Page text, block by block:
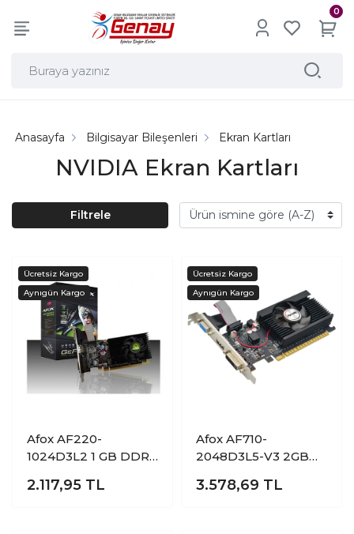
0
NVIDIA Ekran Kartları
Anasayfa Bilgisayar Bileşenleri Ekran Kartları
Filtrele
Afox AF220-
1024D3L2 1 GB DDR3
128Bit NVIDIA Ekran
2.117,95 TL
Afox AF710-
2048D3L5-V3 2GB
GT710 64Bit NVIDIA
3.578,69 TL